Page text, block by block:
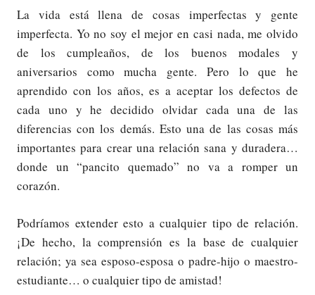
La vida está llena de cosas imperfectas y gente
imperfecta. Yo no soy el mejor en casi nada, me olvido
de los cumpleaños, de los buenos modales y
aniversarios como mucha gente. Pero lo que he
aprendido con los años, es a aceptar los defectos de
cada uno y he decidido olvidar cada una de las
diferencias con los demás. Esto una de las cosas más
importantes para crear una relación sana y duradera…
donde un “pancito quemado” no va a romper un
corazón.
Podríamos extender esto a cualquier tipo de relación.
¡De hecho, la comprensión es la base de cualquier
relación; ya sea esposo-esposa o padre-hijo o maestro-
estudiante… o cualquier tipo de amistad!